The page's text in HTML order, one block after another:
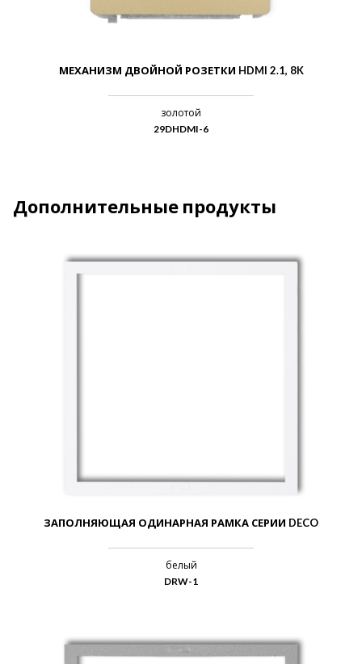
МЕХАНИЗМ ДВОЙНОЙ РОЗЕТКИ HDMI 2.1, 8K
золотой
29DHDMI-6
Дополнительные продукты
ЗАПОЛНЯЮЩАЯ ОДИНАРНАЯ РАМКА СЕРИИ DECO
белый
DRW-1